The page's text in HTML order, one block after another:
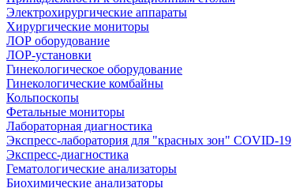
Электрохирургические аппараты
Хирургические мониторы
ЛОР оборудование
ЛОР-установки
Гинекологическое оборудование
Гинекологические комбайны
Кольпоскопы
Фетальные мониторы
Лабораторная диагностика
Экспресс-лаборатория для "красных зон" COVID-19
Экспресс-диагностика
Гематологические анализаторы
Биохимические анализаторы